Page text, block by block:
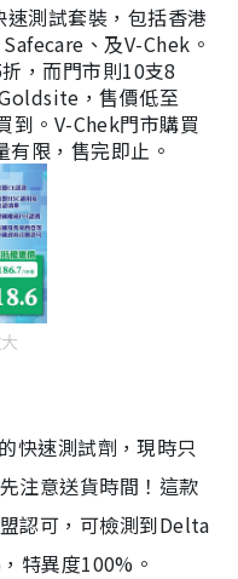
測試套裝，包括香港
、及V-Chek。
，而門市則10支8
，售價低至
到。V-Chek門市購買
限，售完即止。
快速測試劑，現時只
注意送貨時間！這款
認可，可檢測到Delta
特異度100%。